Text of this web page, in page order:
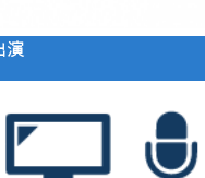
演